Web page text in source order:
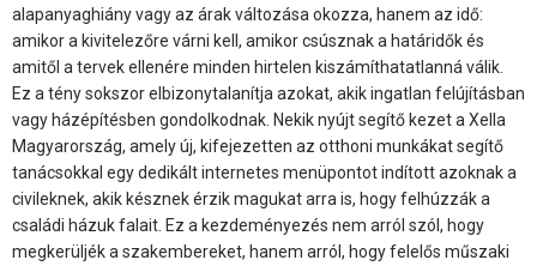
alapanyaghiány vagy az árak változása okozza, hanem az idő:
amikor a kivitelezőre várni kell, amikor csúsznak a határidők és
amitől a tervek ellenére minden hirtelen kiszámíthatatlanná válik.
Ez a tény sokszor elbizonytalanítja azokat, akik ingatlan felújításban
vagy házépítésben gondolkodnak. Nekik nyújt segítő kezet a Xella
Magyarország, amely új, kifejezetten az otthoni munkákat segítő
tanácsokkal egy dedikált internetes menüpontot indított azoknak a
civileknek, akik késznek érzik magukat arra is, hogy felhúzzák a
családi házuk falait. Ez a kezdeményezés nem arról szól, hogy
megkerüljék a szakembereket, hanem arról, hogy felelős műszaki